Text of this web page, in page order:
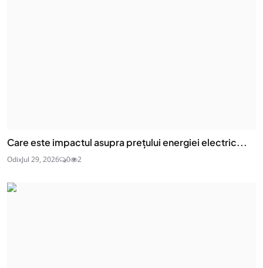
Care este impactul asupra prețului energiei electric...
OdixJul 29, 2026 0 2